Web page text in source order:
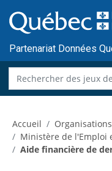
au
contenu
Partenariat Données
Accueil Organisations
Ministère de l'Emploi
Aide financière de